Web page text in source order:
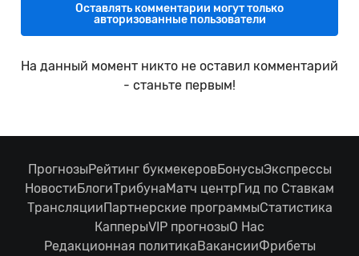
Оставлять комментарии могут только
авторизованные пользователи
На данный момент никто не оставил комментарий
- станьте первым!
ПрогнозыРейтинг букмекеровБонусыЭкспрессы
НовостиБлогиТрибунаМатч центрГид по Ставкам
ТрансляцииПартнерские программыСтатистика
КапперыVIP прогнозыО Нас
Редакционная политикаВакансииФрибеты